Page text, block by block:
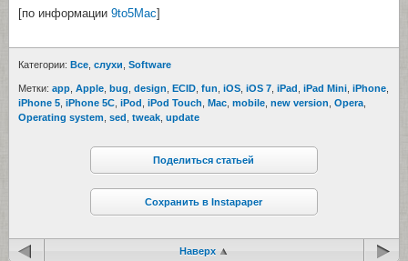
[по информации 9to5Mac]
Категории: Все cлухи Software
Метки: app Apple bug design ECID fun iOS iOS 7 iPad iPad Mini iPhone
iPhone 5 iPhone 5C iPod iPod Touch Mac mobile new version Opera
Operating system sed tweak update
Поделиться статьей
Сохранить в Instapaper
Наверх